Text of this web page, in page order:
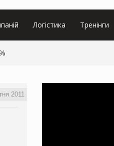
Логістика Тренінги
2011